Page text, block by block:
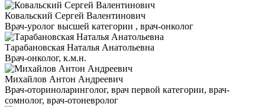
Ковальский Сергей Валентинович
Врач-уролог высшей категории , врач-онколог
Тарабановская Наталья Анатольевна
Врач-онколог, к.м.н.
Михайлов Антон Андреевич
Врач-оториноларинголог, врач первой категории, врач-
сомнолог, врач-отоневролог